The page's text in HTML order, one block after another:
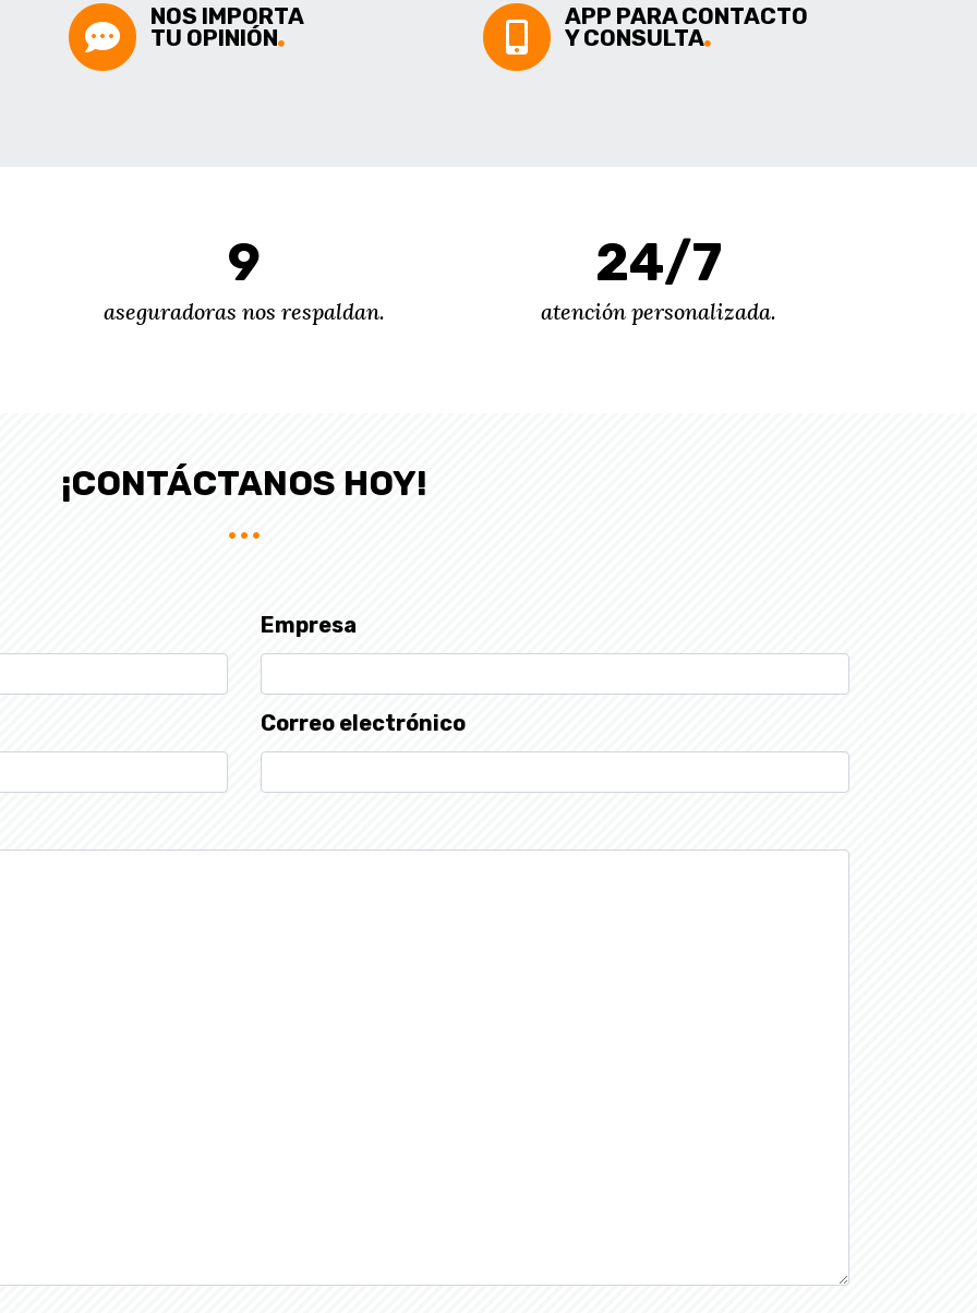
NOS IMPORTA
TU OPINIÓN
APP PARA CONTACTO
Y CONSULTA
9
aseguradoras nos respaldan.
24/7
atención personalizada.
¡CONTÁCTANOS HOY!
Empresa
Correo electrónico